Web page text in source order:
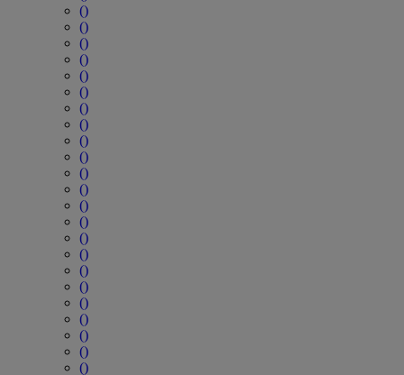
()
()
()
()
()
()
()
()
()
()
()
()
()
()
()
()
()
()
()
()
()
()
()